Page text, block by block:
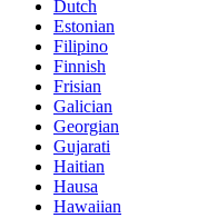
Dutch
Estonian
Filipino
Finnish
Frisian
Galician
Georgian
Gujarati
Haitian
Hausa
Hawaiian